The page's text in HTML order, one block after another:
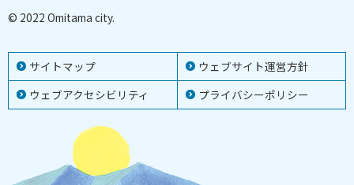
サイトマップ
ウェブサイト運営方針
ウェブアクセシビリティ
プライバシーポリシー
© 2022 Omitama city.